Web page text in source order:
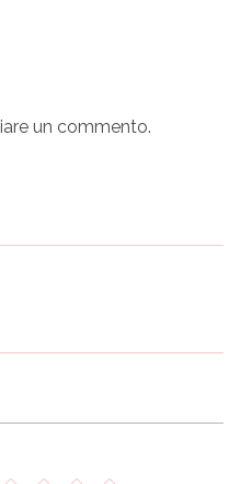
un commento.